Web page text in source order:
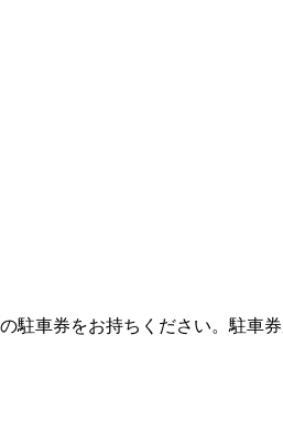
駐車券をお持ちください。駐車